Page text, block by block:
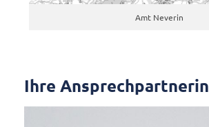
Amt Neverin
Ihre Ansprechpartnerin